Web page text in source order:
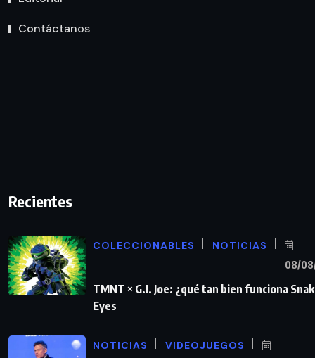
Contáctanos
Recientes
COLECCIONABLES NOTICIAS
08/
TMNT × G.I. Joe: ¿qué tan bien funciona
Eyes
NOTICIAS VIDEOJUEGOS